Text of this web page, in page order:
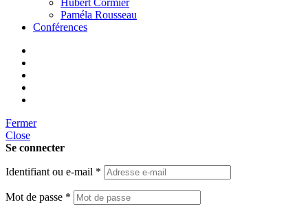
Hubert Cormier
Paméla Rousseau
Conférences
Fermer
Close
Se connecter
Identifiant ou e-mail *
Mot de passe *